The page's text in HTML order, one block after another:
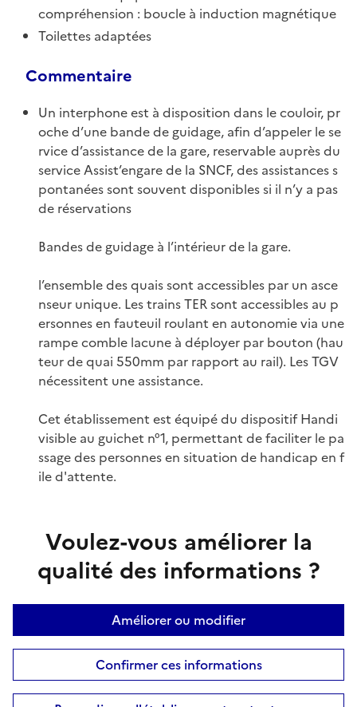
compréhension : boucle à induction magnétique
Toilettes adaptées
Commentaire
Un interphone est à disposition dans le couloir, pr
oche d’une bande de guidage, afin d’appeler le se
rvice d’assistance de la gare, reservable auprès du
service Assist’engare de la SNCF, des assistances s
pontanées sont souvent disponibles si il n’y a pas
de réservations
Bandes de guidage à l’intérieur de la gare.
l’ensemble des quais sont accessibles par un asce
nseur unique. Les trains TER sont accessibles au p
ersonnes en fauteuil roulant en autonomie via une
rampe comble lacune à déployer par bouton (hau
teur de quai 550mm par rapport au rail). Les TGV
nécessitent une assistance.
Cet établissement est équipé du dispositif Handi
visible au guichet n°1, permettant de faciliter le pa
ssage des personnes en situation de handicap en f
ile d'attente.
Voulez-vous améliorer la
qualité des informations ?
Améliorer ou modifier
Confirmer ces informations